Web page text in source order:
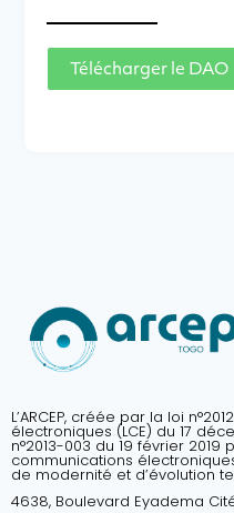
Télécharger le DAO
L’ARCEP, créée par la loi
électroniques (LCE) du 17
n°2013-003 du 19 février
communications
de modernité et d’évolution
4638, Boulevard Eyadema